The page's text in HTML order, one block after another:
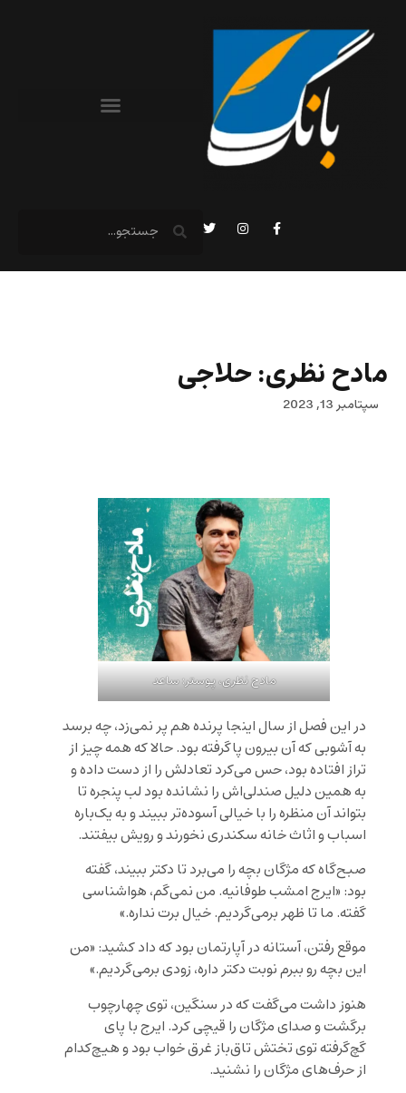
مادح نظری: حلاجی
سپتامبر 13, 2023
مادح نظری، پوستر: ساعد
در این فصل از سال اینجا پرنده هم پر نمی‌زد، چه برسد
به آشوبی که آن بیرون پاگرفته بود. حالا که همه چیز از
تراز افتاده بود، حس می‌کرد تعادلش را از دست داده و
به همین دلیل صندلی‌اش را نشانده بود لب پنجره تا
بتواند آن منظره را با خیالی آسوده‌تر ببیند و به یک‌باره
اسباب و اثاث خانه سکندری نخورند و رویش بیفتند.
صبح‌گاه که مژگان بچه‌ را می‌برد تا دکتر ببیند، گفته
بود: «ایرج امشب طوفانیه. من نمی‌گم، هواشناسی
گفته. ما تا ظهر برمی‌گردیم. خیال برت نداره.»
موقع رفتن، آستانه در آپارتمان بود که داد کشید: «من
این بچه رو ببرم نوبت دکتر داره، زودی برمی‌گردیم.»
هنوز داشت می‌گفت که در سنگین، توی چهارچوب
برگشت و صدای مژگان را قیچی کرد. ایرج با پای
گچ‌گرفته توی تختش تاق‌باز غرق خواب بود و هیچ‌کدام
از حرف‌های مژگان را نشنید.